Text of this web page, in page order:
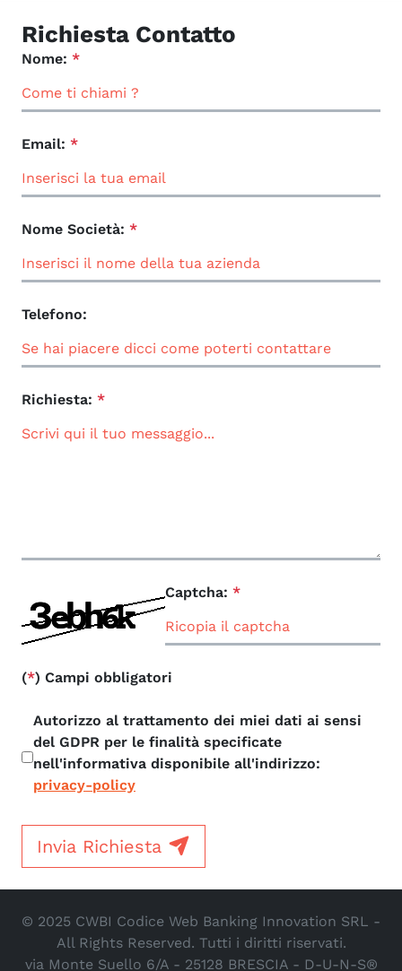
Richiesta Contatto
Nome: *
Email: *
Nome Società: *
Telefono:
Richiesta: *
Captcha: *
(*) Campi obbligatori
Autorizzo al trattamento dei miei dati ai sensi
del GDPR per le finalità specificate
nell'informativa disponibile all'indirizzo:
privacy-policy
Invia Richiesta
© 2025 CWBI Codice Web Banking Innovation SRL -
All Rights Reserved. Tutti i diritti riservati.
via Monte Suello 6/A - 25128 BRESCIA - D-U-N-S®